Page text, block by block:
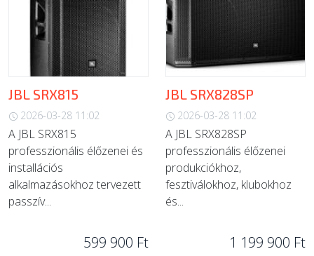
JBL SRX815
2026-03-28 11:02
A JBL SRX815
professzionális élőzenei és
installációs
alkalmazásokhoz tervezett
passzív...
599 900 Ft
JBL SRX828SP
2026-03-28 11:02
A JBL SRX828SP
professzionális élőzenei
produkciókhoz,
fesztiválokhoz, klubokhoz
és...
1 199 900 Ft